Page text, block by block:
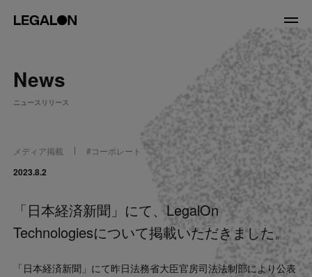
About
会社情報 役員紹介
Service
News
News
ニュースリリース
メディア掲載 #コーポレート
2023.8.2
「日本経済新聞」にて、LegalOn
Technologiesについて掲載いただきました。
「日本経済新聞」にて昨日法務省大臣官房司法法制部により公表